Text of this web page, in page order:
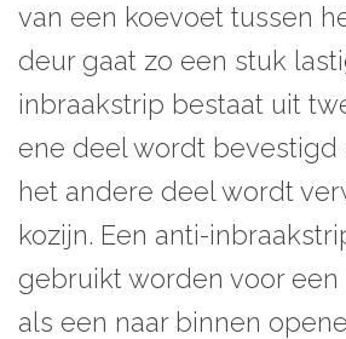
van een koevoet tussen
deur gaat zo een stuk
inbraakstrip bestaat uit
ene deel wordt bevestigd
het andere deel wordt
kozijn. Een anti-
gebruikt worden voor een
als een naar binnen